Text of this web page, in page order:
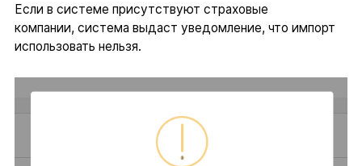
Если в системе присутствуют страховые
компании, система выдаст уведомление, что импорт
использовать нельзя.